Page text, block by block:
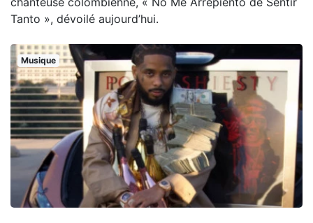
Tanto », dévoilé aujourd’hui.
Musique